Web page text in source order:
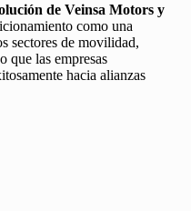
de Veinsa Motors y
como una
sectores de movilidad,
que las empresas
hacia alianzas